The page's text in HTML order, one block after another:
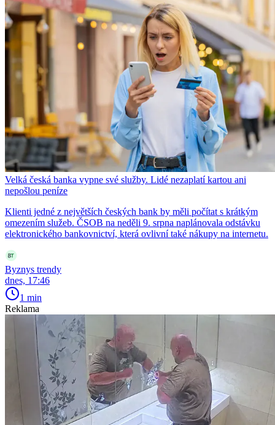
Velká česká banka vypne své služby. Lidé nezaplatí kartou ani
nepošlou peníze
Klienti jedné z největších českých bank by měli počítat s krátkým
omezením služeb. ČSOB na neděli 9. srpna naplánovala odstávku
elektronického bankovnictví, která ovlivní také nákupy na internetu.
Byznys trendy
dnes, 17:46
1 min
Reklama